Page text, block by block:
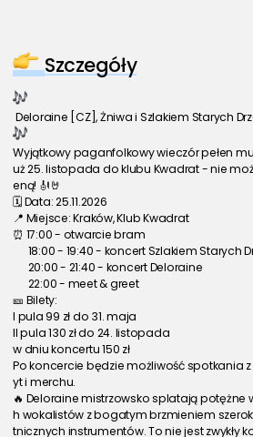
Szczegóły
Deloraine [CZ], Żniwa i Szlakiem Starych
Wyjątkowy paganfolkowy wieczór pełen
uż 25. listopada do klubu Kwadrat - nie
eną! 🎻🤘
🗓️ Data: 25.11.2026
📍 Miejsce: Kraków, Klub Kwadrat
⏰ 17:00 - otwarcie bram
18:00 - 19:40 - koncert Szlakiem Starych
20:00 - 21:40 - koncert Deloraine
22:00 - meet & greet
🎫 Bilety:
I pula 99 zł do 31. maja
II pula 130 zł do 24. listopada
w dniu koncertu 150 zł
Po koncercie będzie możliwość spotkania z
yt i merchu.
🔥 Deloraine mistrzowsko splatają
h wokalistów z bogatym brzmieniem
tnicznych instrumentów. To nie jest zwykły